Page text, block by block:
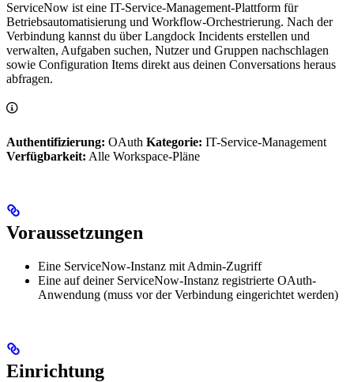
ServiceNow ist eine IT-Service-Management-Plattform für
Betriebsautomatisierung und Workflow-Orchestrierung. Nach der
Verbindung kannst du über Langdock Incidents erstellen und
verwalten, Aufgaben suchen, Nutzer und Gruppen nachschlagen
sowie Configuration Items direkt aus deinen Conversations heraus
abfragen.
Authentifizierung: OAuth Kategorie: IT-Service-Management
Verfügbarkeit: Alle Workspace-Pläne
Voraussetzungen
Eine ServiceNow-Instanz mit Admin-Zugriff
Eine auf deiner ServiceNow-Instanz registrierte OAuth-
Anwendung (muss vor der Verbindung eingerichtet werden)
Einrichtung